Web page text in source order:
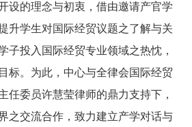
设的理念与初衷，借由邀请产官学
升学生对国际经贸议题之了解与关
子投入国际经贸专业领域之热忱，
标。为此，中心与全律会国际经贸
任委员许慧莹律师的鼎力支持下，
之交流合作，致力建立产学对话与